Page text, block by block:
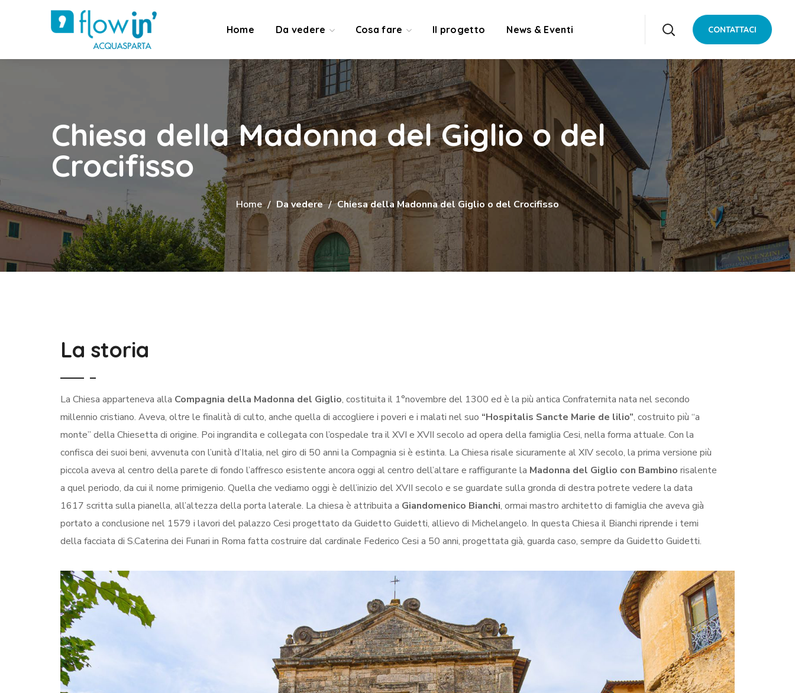
Home Da vedere Cosa fare Il progetto News & Eventi CONTATTACI
Chiesa della Madonna del Giglio o del
Crocifisso
Home Da vedere Chiesa della Madonna del Giglio o del Crocifisso
La storia
La Chiesa apparteneva alla Compagnia della Madonna del Giglio, costituita il 1°novembre del 1300 ed è la più antica Confraternita nata nel secondo
millennio cristiano. Aveva, oltre le finalità di culto, anche quella di accogliere i poveri e i malati nel suo “Hospitalis Sancte Marie de lilio”, costruito più “a
monte” della Chiesetta di origine. Poi ingrandita e collegata con l’ospedale tra il XVI e XVII secolo ad opera della famiglia Cesi, nella forma attuale. Con la
confisca dei suoi beni, avvenuta con l’unità d’Italia, nel giro di 50 anni la Compagnia si è estinta. La Chiesa risale sicuramente al XIV secolo, la prima versione più
piccola aveva al centro della parete di fondo l’affresco esistente ancora oggi al centro dell’altare e raffigurante la Madonna del Giglio con Bambino risalente
a quel periodo, da cui il nome primigenio. Quella che vediamo oggi è dell’inizio del XVII secolo e se guardate sulla gronda di destra potrete vedere la data
1617 scritta sulla pianella, all’altezza della porta laterale. La chiesa è attribuita a Giandomenico Bianchi, ormai mastro architetto di famiglia che aveva già
portato a conclusione nel 1579 i lavori del palazzo Cesi progettato da Guidetto Guidetti, allievo di Michelangelo. In questa Chiesa il Bianchi riprende i temi
della facciata di S.Caterina dei Funari in Roma fatta costruire dal cardinale Federico Cesi a 50 anni, progettata già, guarda caso, sempre da Guidetto Guidetti.